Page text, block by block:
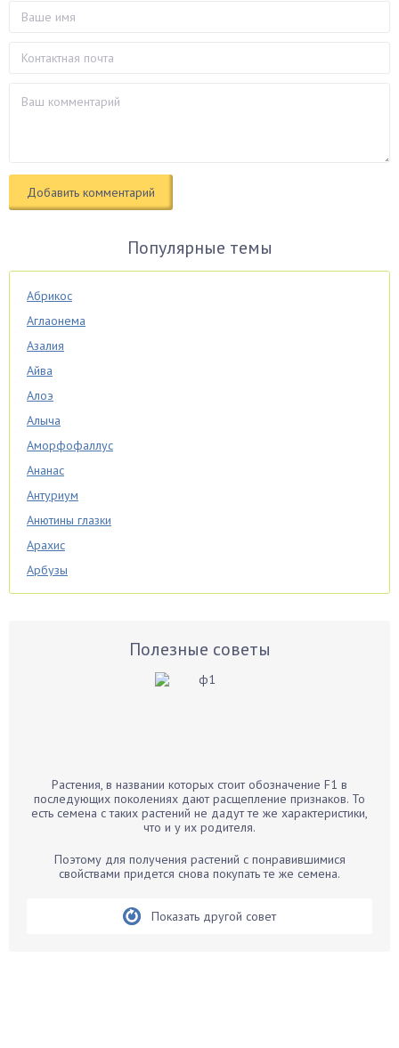
Популярные темы
Абрикос
Аглаонема
Азалия
Айва
Алоэ
Алыча
Аморфофаллус
Ананас
Антуриум
Анютины глазки
Арахис
Арбузы
Аспарагус
Бархатцы
Бегония
Бирючина
Полезные советы
Растения, в названии которых стоит обозначение F1 в
последующих поколениях дают расщепление признаков. То
есть семена с таких растений не дадут те же характеристики,
что и у их родителя.
Поэтому для получения растений с понравившимися
свойствами придется снова покупать те же семена.
Показать другой совет